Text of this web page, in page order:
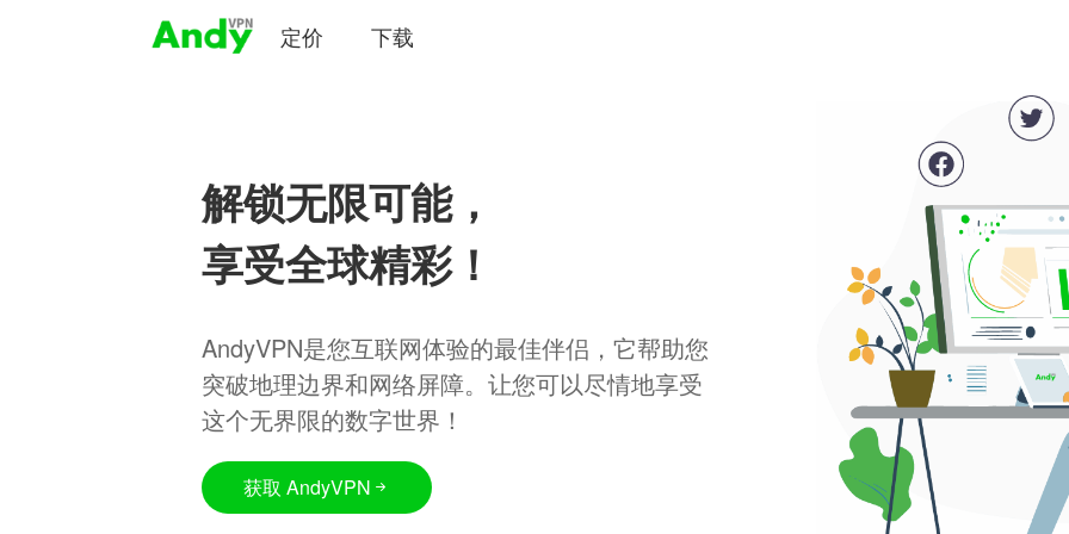
定价 下载
解锁无限可能，
享受全球精彩！
AndyVPN是您互联网体验的最佳伴侣，它帮助您
突破地理边界和网络屏障。让您可以尽情地享受
这个无界限的数字世界！
获取 AndyVPN